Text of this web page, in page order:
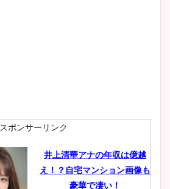
肉も凄い！
鈴木唯の太ってた時の体重が
スポンサーリンク
井上清華アナの年収は億越
え！？自宅マンション画像も
豪華で凄い！